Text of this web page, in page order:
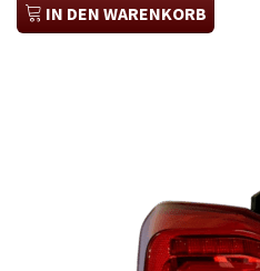
IN DEN WARENKORB